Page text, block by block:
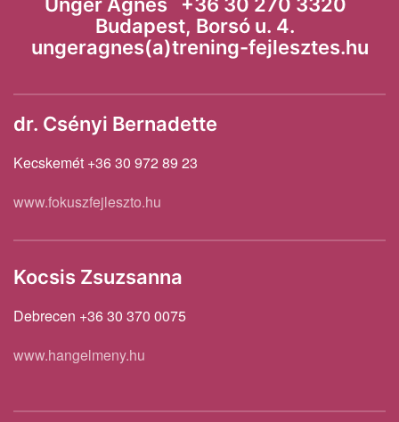
Budapest, Borsó u. 4.
ungeragnes(a)trening-fejlesztes.hu
dr. Csényi Bernadette
Kecskemét +36 30 972 89 23
www.fokuszfejleszto.hu
Kocsis Zsuzsanna
Debrecen +36 30 370 0075
www.hangelmeny.hu